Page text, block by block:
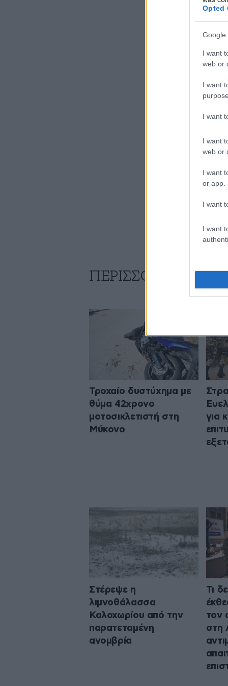
Opted
Google
I want
web or
I want
I want
I want
web or
I want
or app.
I want
I want
ΠΕΡΙΣΣΟΤΕΡΑ
Τροχαίο δυστύχημα με
θύμα 42χρονο
μοτοσικλετιστή στη
Μύκονο
για
Στέρεψε η
λιμνοθάλασσα
Καλοχωρίου από την
παρατεταμένη
ανομβρία
Τι
τον
στη